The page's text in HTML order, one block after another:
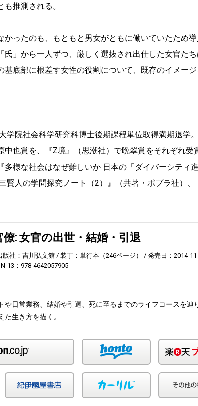
推測される。
ったのも、もともと男女がともに働いていたため
」から一人ずつ、厳しく選抜され出仕した女官た
底部に根差す女性の役割について、既存のイメー
学院社会科学研究科博士後期課程単位取得満期退学
也賞を、『Z境』（思潮社）で晩翠賞をそれぞれ受
様な社会はなぜ難しいか 日本の「ダイバーシティ
人の学問探究ノート（2）』（共著・ポプラ社）、
: 女官の出世・結婚・引退
版社：吉川弘文館 装丁：単行本（246ページ） 発売日：2014-
13：978-4642057905
や日常業務、結婚や引退、死に至るまでのライフコースを辿
生き方を描く。
honto
ショッピング 紀伊国屋 カーリル